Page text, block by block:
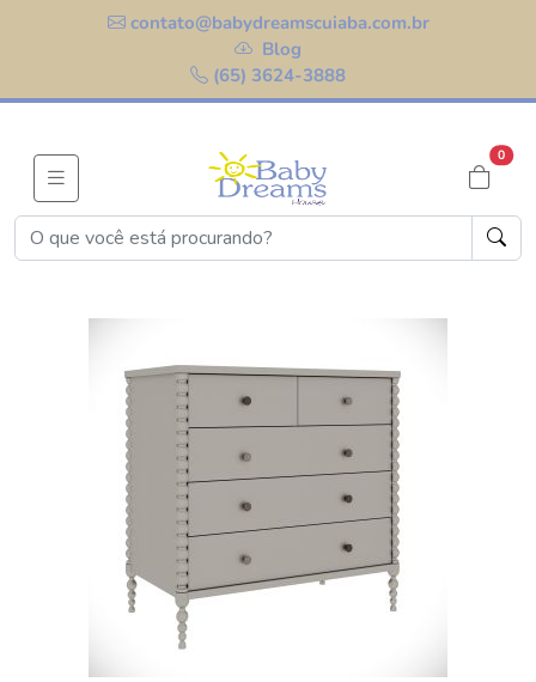
contato@babydreamscuiaba.com.br
Blog
(65) 3624-3888
0